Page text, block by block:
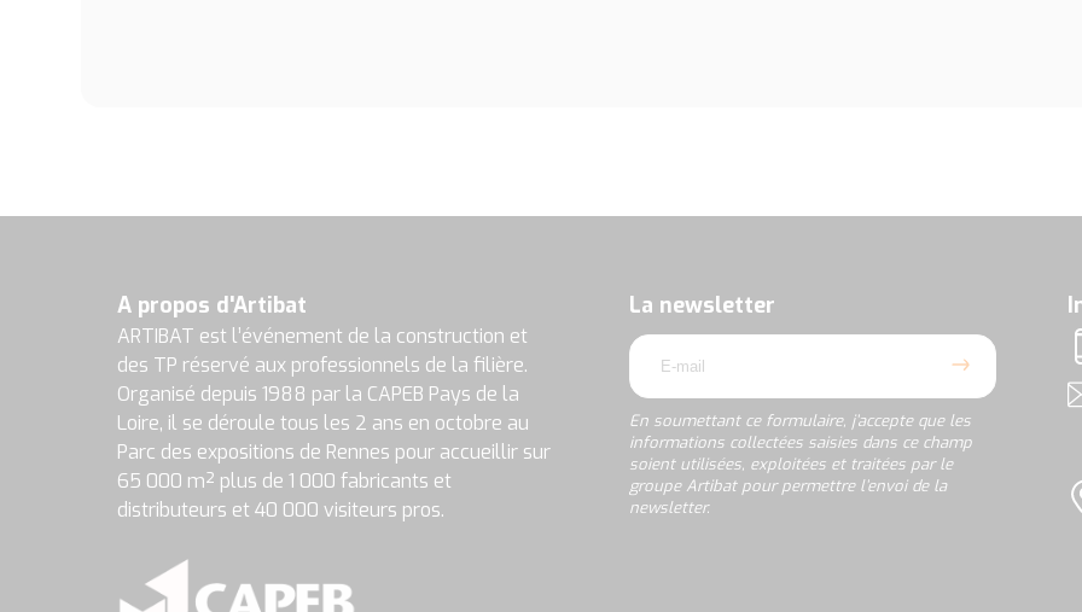
A propos d'Artibat
ARTIBAT est l’événement de la construction et
des TP réservé aux professionnels de la filière.
Organisé depuis 1988 par la CAPEB Pays de la
Loire, il se déroule tous les 2 ans en octobre au
Parc des expositions de Rennes pour accueillir sur
65 000 m² plus de 1 000 fabricants et
distributeurs et 40 000 visiteurs pros.
La newsletter
email
En soumettant ce formulaire, j’accepte que les
informations collectées saisies dans ce champ
soient utilisées, exploitées et traitées par le
groupe Artibat pour permettre l’envoi de la
newsletter.
formulaire,
que
les
saisies
dans
ce
champ
soient